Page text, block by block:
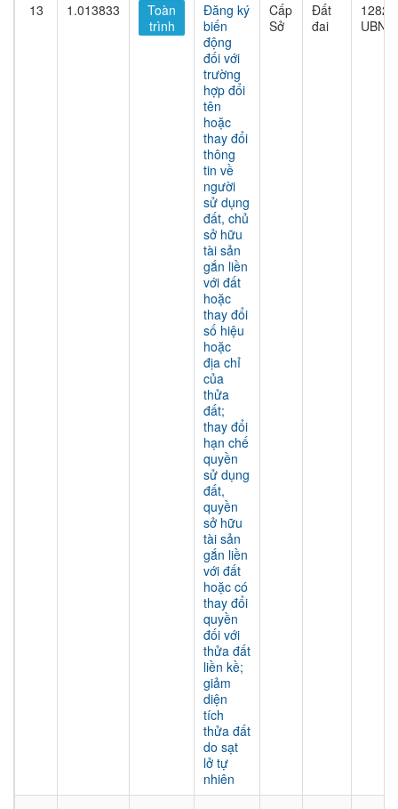
13 1.013833
Toàn
trình
Đăng ký
biến
động
đối với
trường
hợp đổi
tên
hoặc
thay đổi
thông
tin về
người
sử dụng
đất, chủ
sở hữu
tài sản
gắn liền
với đất
hoặc
thay đổi
số hiệu
hoặc
địa chỉ
của
thửa
đất;
thay đổi
hạn chế
quyền
sử dụng
đất,
quyền
sở hữu
tài sản
gắn liền
với đất
hoặc có
thay đổi
quyền
đối với
thửa đất
liền kề;
giảm
diện
tích
thửa đất
do sạt
lở tự
nhiên
Cấp
Sở
Đất
đai
1282/
UBND